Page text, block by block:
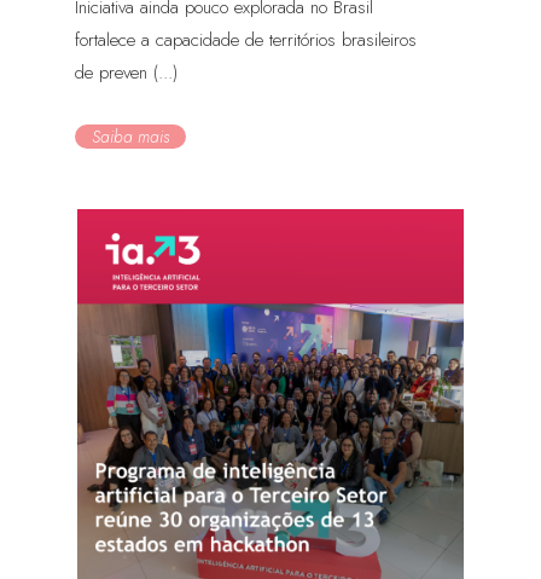
Iniciativa ainda pouco explorada no Brasil
fortalece a capacidade de territórios brasileiros
de preven (...)
Saiba mais